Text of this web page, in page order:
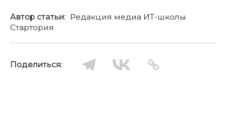
Автор статьи: Редакция медиа ИТ-школы
Стартория
Поделиться: